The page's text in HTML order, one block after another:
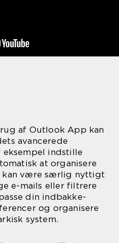
af Outlook App kan
avancerede
eksempel indstille
at organisere
kan være særlig nyttigt
e-mails eller filtrere
din indbakke-
og organisere
system.